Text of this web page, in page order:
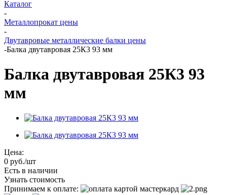
Каталог
-
Металлопрокат цены
-
Двутавровые металлические балки цены
-Балка двутавровая 25К3 93 мм
Балка двутавровая 25К3 93
мм
Цена:
0 руб./шт
Есть в наличии
Узнать стоимость
Принимаем к оплате: